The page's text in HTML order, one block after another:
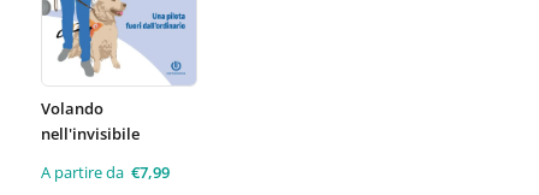
Volando
nell'invisibile
A partire da €7,99